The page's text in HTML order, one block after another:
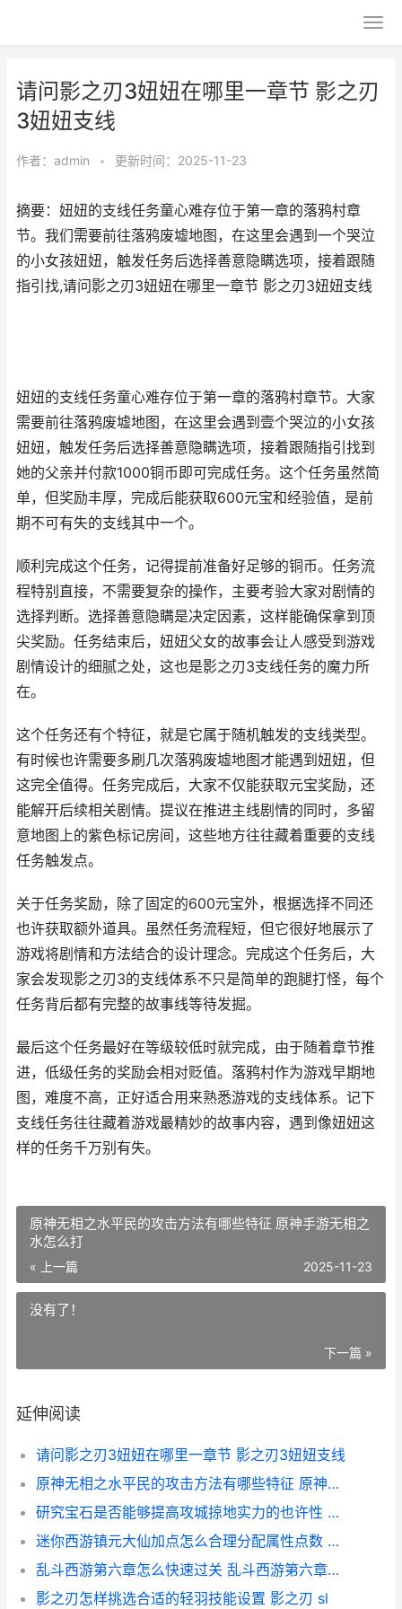
请问影之刃3妞妞在哪里一章节 影之刃
3妞妞支线
作者： admin • 更新时间：2025-11-23
摘要：妞妞的支线任务童心难存位于第一章的落鸦村章
节。我们需要前往落鸦废墟地图，在这里会遇到一个哭泣
的小女孩妞妞，触发任务后选择善意隐瞒选项，接着跟随
指引找,请问影之刃3妞妞在哪里一章节 影之刃3妞妞支线
妞妞的支线任务童心难存位于第一章的落鸦村章节。大家
需要前往落鸦废墟地图，在这里会遇到壹个哭泣的小女孩
妞妞，触发任务后选择善意隐瞒选项，接着跟随指引找到
她的父亲并付款1000铜币即可完成任务。这个任务虽然简
单，但奖励丰厚，完成后能获取600元宝和经验值，是前
期不可有失的支线其中一个。
顺利完成这个任务，记得提前准备好足够的铜币。任务流
程特别直接，不需要复杂的操作，主要考验大家对剧情的
选择判断。选择善意隐瞒是决定因素，这样能确保拿到顶
尖奖励。任务结束后，妞妞父女的故事会让人感受到游戏
剧情设计的细腻之处，这也是影之刃3支线任务的魔力所
在。
这个任务还有个特征，就是它属于随机触发的支线类型。
有时候也许需要多刷几次落鸦废墟地图才能遇到妞妞，但
这完全值得。任务完成后，大家不仅能获取元宝奖励，还
能解开后续相关剧情。提议在推进主线剧情的同时，多留
意地图上的紫色标记房间，这些地方往往藏着重要的支线
任务触发点。
关于任务奖励，除了固定的600元宝外，根据选择不同还
也许获取额外道具。虽然任务流程短，但它很好地展示了
游戏将剧情和方法结合的设计理念。完成这个任务后，大
家会发现影之刃3的支线体系不只是简单的跑腿打怪，每个
任务背后都有完整的故事线等待发掘。
最后这个任务最好在等级较低时就完成，由于随着章节推
进，低级任务的奖励会相对贬值。落鸦村作为游戏早期地
图，难度不高，正好适合用来熟悉游戏的支线体系。记下
支线任务往往藏着游戏最精妙的故事内容，遇到像妞妞这
样的任务千万别有失。
原神无相之水平民的攻击方法有哪些特征 原神手游无相之
水怎么打
« 上一篇 2025-11-23
没有了！
下一篇 »
延伸阅读
请问影之刃3妞妞在哪里一章节 影之刃3妞妞支线
原神无相之水平民的攻击方法有哪些特征 原神手游无相之水怎么打
研究宝石是否能够提高攻城掠地实力的也许性 宝石研gif
迷你西游镇元大仙加点怎么合理分配属性点数 迷你西游攻略最强阵容2019
乱斗西游第六章怎么快速过关 乱斗西游第六章第一关视频
影之刃怎样挑选合适的轻羽技能设置 影之刃 sl